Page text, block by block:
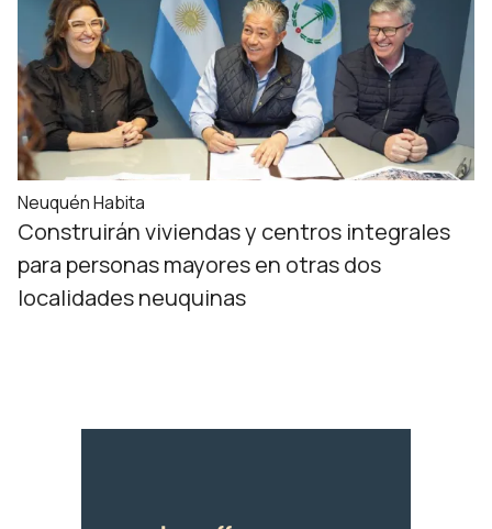
Neuquén Habita
Construirán viviendas y centros integrales
para personas mayores en otras dos
localidades neuquinas